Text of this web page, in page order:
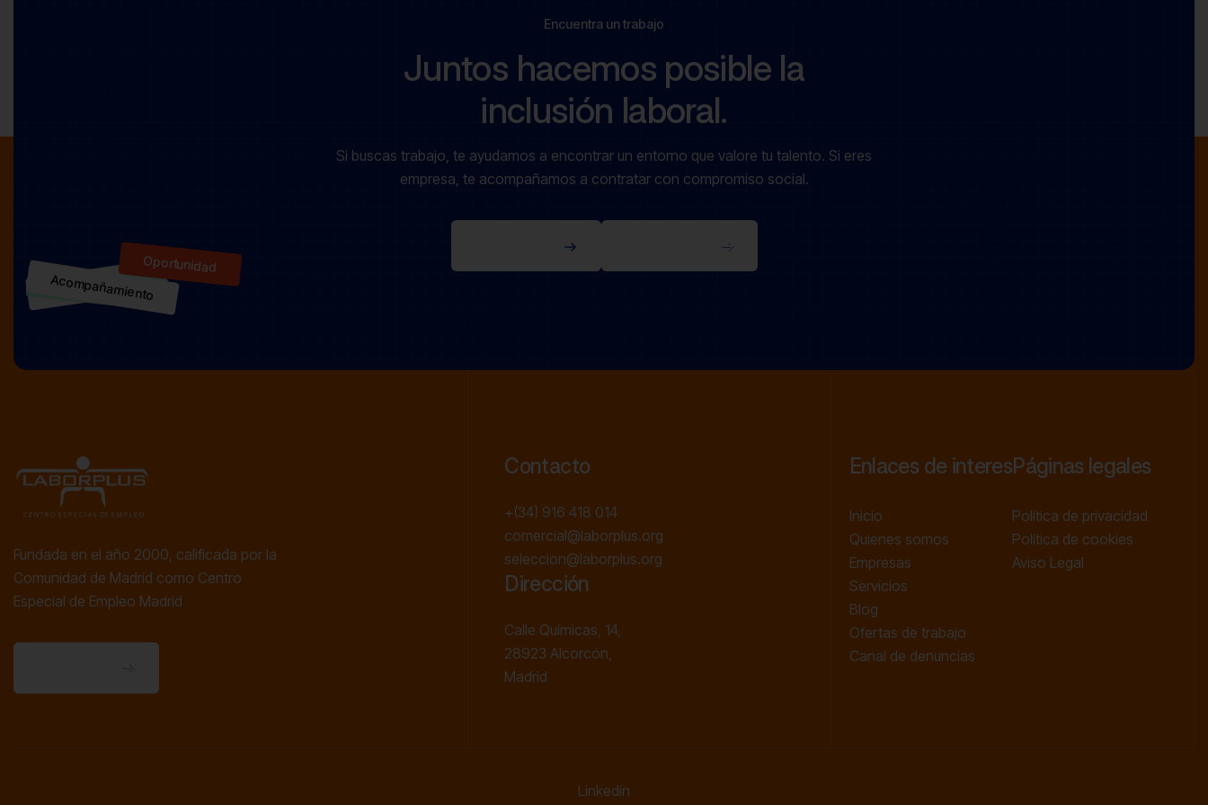
Encuentra un trabajo
Juntos hacemos posible la
inclusión laboral.
Si buscas trabajo, te ayudamos a encontrar un entorno que valore tu talento. Si eres
empresa, te acompañamos a contratar con compromiso social.
Inclusión
Profesionalidad
Oportunidad
Acompañamiento
Fundada en el año 2000, calificada por la
Comunidad de Madrid como Centro
Especial de Empleo Madrid
Contacto
+(34) 916 418 014
comercial@laborplus.org
seleccion@laborplus.org
Dirección
Calle Químicas, 14,
28923 Alcorcón,
Madrid
Enlaces de interes
Inicio
Quienes somos
Empresas
Servicios
Blog
Ofertas de trabajo
Canal de denuncias
Páginas legales
Política de privacidad
Política de cookies
Aviso Legal
Linkedin